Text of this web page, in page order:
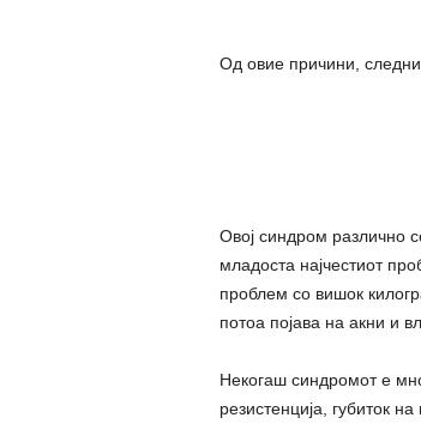
Од овие причини,
Овој синдром различно
младоста најчестиот
проблем со вишок
потоа појава на акни и
Некогаш синдромот е
резистенција, губиток